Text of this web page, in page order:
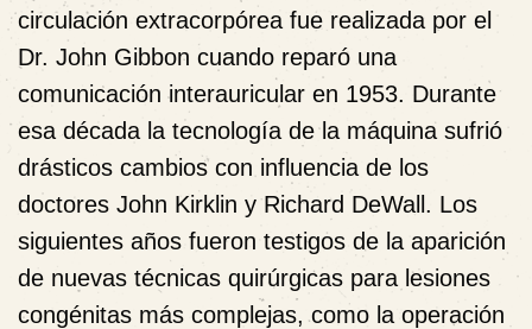
circulación extracorpórea fue realizada por el
Dr. John Gibbon cuando reparó una
comunicación interauricular en 1953. Durante
esa década la tecnología de la máquina sufrió
drásticos cambios con influencia de los
doctores John Kirklin y Richard DeWall. Los
siguientes años fueron testigos de la aparición
de nuevas técnicas quirúrgicas para lesiones
congénitas más complejas, como la operación